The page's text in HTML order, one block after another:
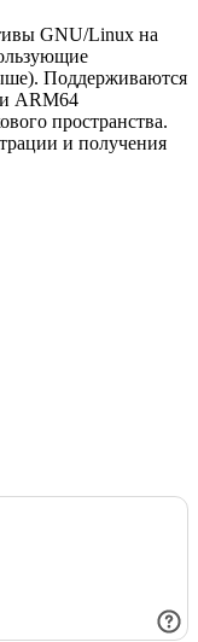
GNU/Linux на
Поддерживаются
ARM64
пространства.
и получения